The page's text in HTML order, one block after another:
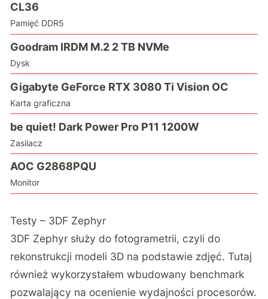
Pamięć DDR5
CL36
Dysk
Goodram IRDM M.2 2 TB NVMe
Karta graficzna
Gigabyte GeForce RTX 3080 Ti Vision OC
Zasilacz
be quiet! Dark Power Pro P11 1200W
Monitor
AOC G2868PQU
Testy – 3DF Zephyr
3DF Zephyr służy do fotogrametrii, czyli do
rekonstrukcji modeli 3D na podstawie zdjęć. Tutaj
również wykorzystałem wbudowany benchmark
pozwalający na ocenienie wydajności procesorów.